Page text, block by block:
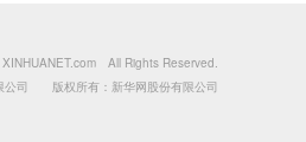
All Rights Reserved.
公司 版权所有：新华网股份有限公司